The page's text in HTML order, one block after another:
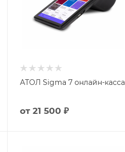
АТОЛ Sigma 7 онлайн-касса
от 21 500 ₽